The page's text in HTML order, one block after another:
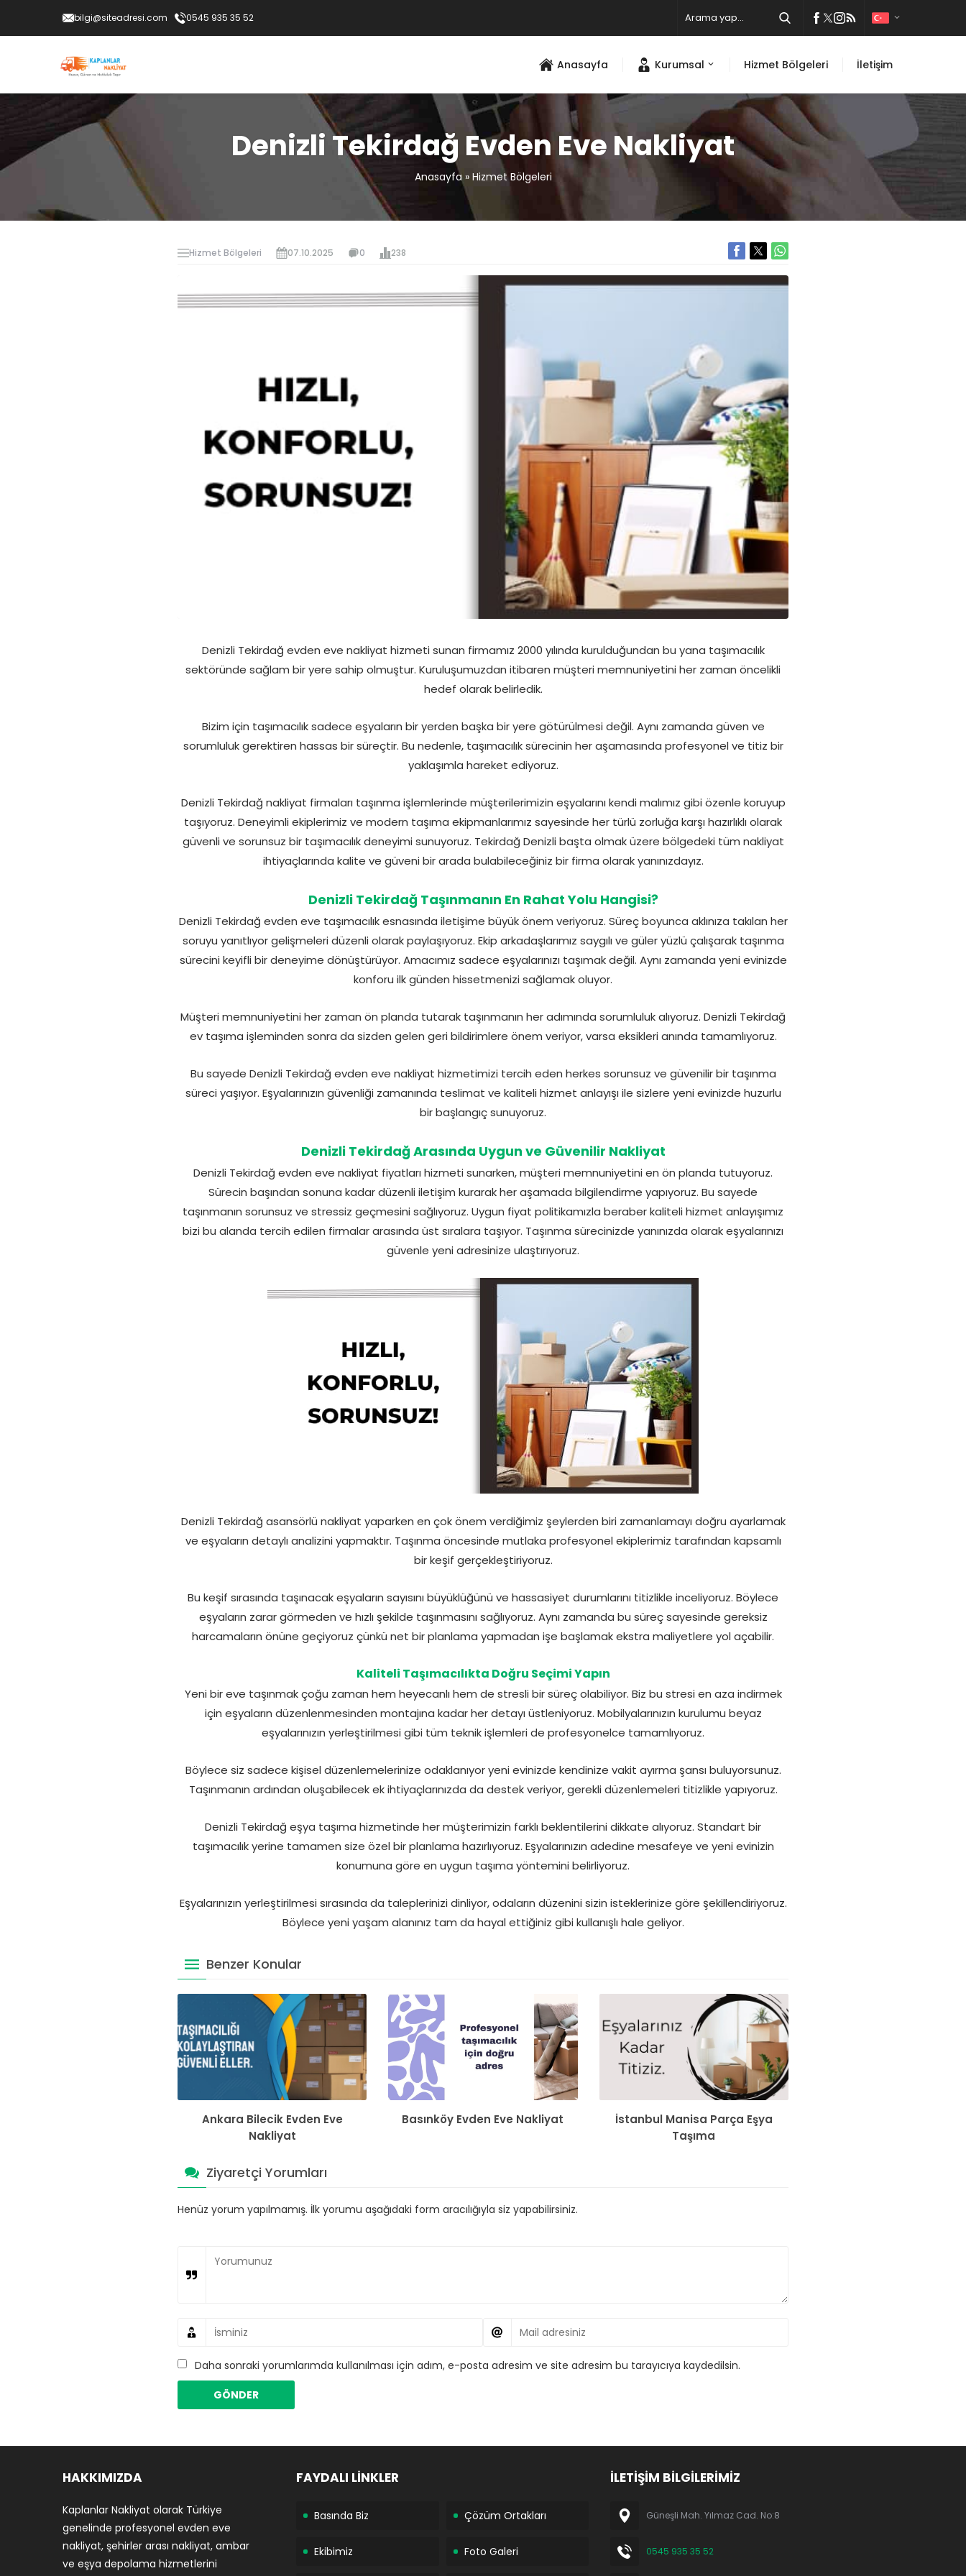
bilgi@siteadresi.com 0545 935 35 52
Anasayfa Kurumsal Hizmet Bölgeleri İletişim
Denizli Tekirdağ Evden Eve Nakliyat
Anasayfa» Hizmet Bölgeleri
Hizmet Bölgeleri 07.10.2025 0 238
Denizli Tekirdağ evden eve nakliyat hizmeti sunan firmamız 2000 yılında kurulduğundan bu yana taşımacılık
sektöründe sağlam bir yere sahip olmuştur. Kuruluşumuzdan itibaren müşteri memnuniyetini her zaman öncelikli
hedef olarak belirledik.
Bizim için taşımacılık sadece eşyaların bir yerden başka bir yere götürülmesi değil. Aynı zamanda güven ve
sorumluluk gerektiren hassas bir süreçtir. Bu nedenle, taşımacılık sürecinin her aşamasında profesyonel ve titiz bir
yaklaşımla hareket ediyoruz.
Denizli Tekirdağ nakliyat firmaları taşınma işlemlerinde müşterilerimizin eşyalarını kendi malımız gibi özenle koruyup
taşıyoruz. Deneyimli ekiplerimiz ve modern taşıma ekipmanlarımız sayesinde her türlü zorluğa karşı hazırlıklı olarak
güvenli ve sorunsuz bir taşımacılık deneyimi sunuyoruz. Tekirdağ Denizli başta olmak üzere bölgedeki tüm nakliyat
ihtiyaçlarında kalite ve güveni bir arada bulabileceğiniz bir firma olarak yanınızdayız.
Denizli Tekirdağ Taşınmanın En Rahat Yolu Hangisi?
Denizli Tekirdağ evden eve taşımacılık esnasında iletişime büyük önem veriyoruz. Süreç boyunca aklınıza takılan her
soruyu yanıtlıyor gelişmeleri düzenli olarak paylaşıyoruz. Ekip arkadaşlarımız saygılı ve güler yüzlü çalışarak taşınma
sürecini keyifli bir deneyime dönüştürüyor. Amacımız sadece eşyalarınızı taşımak değil. Aynı zamanda yeni evinizde
konforu ilk günden hissetmenizi sağlamak oluyor.
Müşteri memnuniyetini her zaman ön planda tutarak taşınmanın her adımında sorumluluk alıyoruz. Denizli Tekirdağ
ev taşıma işleminden sonra da sizden gelen geri bildirimlere önem veriyor, varsa eksikleri anında tamamlıyoruz.
Bu sayede Denizli Tekirdağ evden eve nakliyat hizmetimizi tercih eden herkes sorunsuz ve güvenilir bir taşınma
süreci yaşıyor. Eşyalarınızın güvenliği zamanında teslimat ve kaliteli hizmet anlayışı ile sizlere yeni evinizde huzurlu
bir başlangıç sunuyoruz.
Denizli Tekirdağ Arasında Uygun ve Güvenilir Nakliyat
Denizli Tekirdağ evden eve nakliyat fiyatları hizmeti sunarken, müşteri memnuniyetini en ön planda tutuyoruz.
Sürecin başından sonuna kadar düzenli iletişim kurarak her aşamada bilgilendirme yapıyoruz. Bu sayede
taşınmanın sorunsuz ve stressiz geçmesini sağlıyoruz. Uygun fiyat politikamızla beraber kaliteli hizmet anlayışımız
bizi bu alanda tercih edilen firmalar arasında üst sıralara taşıyor. Taşınma sürecinizde yanınızda olarak eşyalarınızı
güvenle yeni adresinize ulaştırıyoruz.
Denizli Tekirdağ asansörlü nakliyat yaparken en çok önem verdiğimiz şeylerden biri zamanlamayı doğru ayarlamak
ve eşyaların detaylı analizini yapmaktır. Taşınma öncesinde mutlaka profesyonel ekiplerimiz tarafından kapsamlı
bir keşif gerçekleştiriyoruz.
Bu keşif sırasında taşınacak eşyaların sayısını büyüklüğünü ve hassasiyet durumlarını titizlikle inceliyoruz. Böylece
eşyaların zarar görmeden ve hızlı şekilde taşınmasını sağlıyoruz. Aynı zamanda bu süreç sayesinde gereksiz
harcamaların önüne geçiyoruz çünkü net bir planlama yapmadan işe başlamak ekstra maliyetlere yol açabilir.
Kaliteli Taşımacılıkta Doğru Seçimi Yapın
Yeni bir eve taşınmak çoğu zaman hem heyecanlı hem de stresli bir süreç olabiliyor. Biz bu stresi en aza indirmek
için eşyaların düzenlenmesinden montajına kadar her detayı üstleniyoruz. Mobilyalarınızın kurulumu beyaz
eşyalarınızın yerleştirilmesi gibi tüm teknik işlemleri de profesyonelce tamamlıyoruz.
Böylece siz sadece kişisel düzenlemelerinize odaklanıyor yeni evinizde kendinize vakit ayırma şansı buluyorsunuz.
Taşınmanın ardından oluşabilecek ek ihtiyaçlarınızda da destek veriyor, gerekli düzenlemeleri titizlikle yapıyoruz.
Denizli Tekirdağ eşya taşıma hizmetinde her müşterimizin farklı beklentilerini dikkate alıyoruz. Standart bir
taşımacılık yerine tamamen size özel bir planlama hazırlıyoruz. Eşyalarınızın adedine mesafeye ve yeni evinizin
konumuna göre en uygun taşıma yöntemini belirliyoruz.
Eşyalarınızın yerleştirilmesi sırasında da taleplerinizi dinliyor, odaların düzenini sizin isteklerinize göre şekillendiriyoruz.
Böylece yeni yaşam alanınız tam da hayal ettiğiniz gibi kullanışlı hale geliyor.
Benzer Konular
Ankara Bilecik Evden Eve
Nakliyat
Basınköy Evden Eve Nakliyat
İstanbul Manisa Parça Eşya
Taşıma
Ziyaretçi Yorumları
Henüz yorum yapılmamış. İlk yorumu aşağıdaki form aracılığıyla siz yapabilirsiniz.
Daha sonraki yorumlarımda kullanılması için adım, e-posta adresim ve site adresim bu tarayıcıya kaydedilsin.
HAKKIMIZDA
Kaplanlar Nakliyat olarak Türkiye
genelinde profesyonel evden eve
nakliyat, şehirler arası nakliyat, ambar
ve eşya depolama hizmetlerini
FAYDALI LİNKLER
Basında Biz Çözüm Ortakları
Ekibimiz Foto Galeri
İLETİŞİM BİLGİLERİMİZ
Güneşli Mah. Yılmaz Cad. No:8
0545 935 35 52